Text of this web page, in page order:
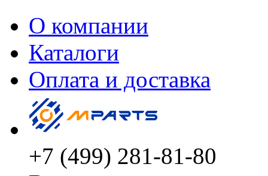
О компании
Каталоги
Оплата и доставка
+7 (499) 281-81-80